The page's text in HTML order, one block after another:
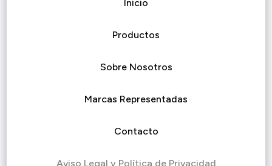
Inicio
Productos
Sobre Nosotros
Marcas Representadas
Contacto
Aviso Legal y Política de Privacidad